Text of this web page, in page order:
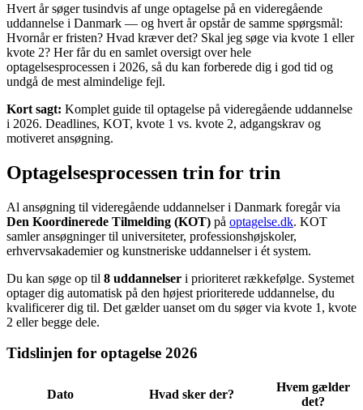
Hvert år søger tusindvis af unge optagelse på en videregående
uddannelse i Danmark — og hvert år opstår de samme spørgsmål:
Hvornår er fristen? Hvad kræver det? Skal jeg søge via kvote 1 eller
kvote 2? Her får du en samlet oversigt over hele
optagelsesprocessen i 2026, så du kan forberede dig i god tid og
undgå de mest almindelige fejl.
Kort sagt: Komplet guide til optagelse på videregående uddannelse
i 2026. Deadlines, KOT, kvote 1 vs. kvote 2, adgangskrav og
motiveret ansøgning.
Optagelsesprocessen trin for trin
Al ansøgning til videregående uddannelser i Danmark foregår via
Den Koordinerede Tilmelding (KOT) på optagelse.dk. KOT
samler ansøgninger til universiteter, professionshøjskoler,
erhvervsakademier og kunstneriske uddannelser i ét system.
Du kan søge op til 8 uddannelser i prioriteret rækkefølge. Systemet
optager dig automatisk på den højest prioriterede uddannelse, du
kvalificerer dig til. Det gælder uanset om du søger via kvote 1, kvote
2 eller begge dele.
Tidslinjen for optagelse 2026
Dato Hvad sker der?
Hvem gælder
det?